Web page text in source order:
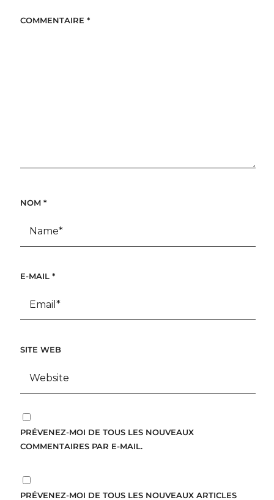
COMMENTAIRE *
NOM *
E-MAIL *
SITE WEB
PRÉVENEZ-MOI DE TOUS LES NOUVEAUX
COMMENTAIRES PAR E-MAIL.
PRÉVENEZ-MOI DE TOUS LES NOUVEAUX ARTICLES